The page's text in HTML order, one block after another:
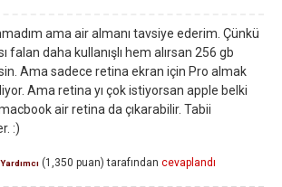
ama air almanı tavsiye ederim. Çünkü
falan daha kullanışlı hem alırsan 256 gb
Ama sadece retina ekran için Pro almak
Ama retina yı çok istiyorsan apple belki
air retina da çıkarabilir. Tabii
:)
Yardımcı (1,350 puan) tarafından cevaplandı